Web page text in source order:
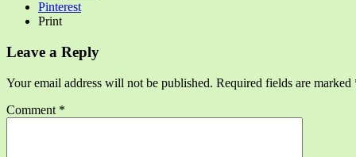
Pinterest
Print
Leave a Reply
Your email address will not be published. Required fields are marked
Comment *